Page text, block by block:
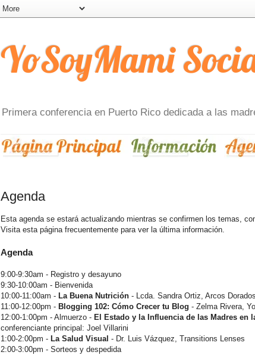
YoSoyMami
Primera conferencia en Puerto Rico dedicada a las
Agenda
Esta agenda se estará actualizando mientras se confirmen los temas,
Visita esta página frecuentemente para ver la última información.
Agenda
9:00-9:30am - Registro y desayuno
9:30-10:00am - Bienvenida
10:00-11:00am - La Buena Nutrición - Lcda. Sandra Ortiz, Arcos Dorados
11:00-12:00pm - Blogging 102: Cómo Crecer tu Blog - Zelma Rivera,
12:00-1:00pm - Almuerzo - El Estado y la Influencia de las Madres en
conferenciante principal: Joel Villarini
1:00-2:00pm - La Salud Visual - Dr. Luis Vázquez, Transitions Lenses
2:00-3:00pm - Sorteos y despedida